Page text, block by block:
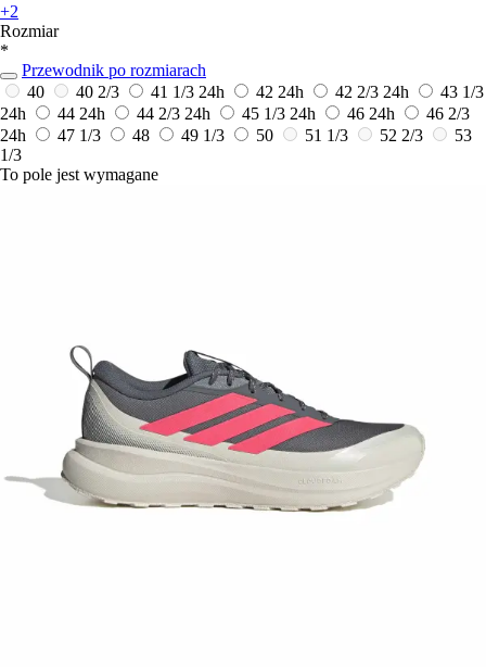
+2
Rozmiar
*
Przewodnik po rozmiarach
40
40 2/3 41 1/3 24h 42 24h 42 2/3 24h
43 1/3
24h
44 24h 44 2/3 24h 45 1/3 24h 46 24h
46 2/3
24h
47 1/3 48 49 1/3 50 51 1/3 52 2/3
53
1/3
To pole jest wymagane